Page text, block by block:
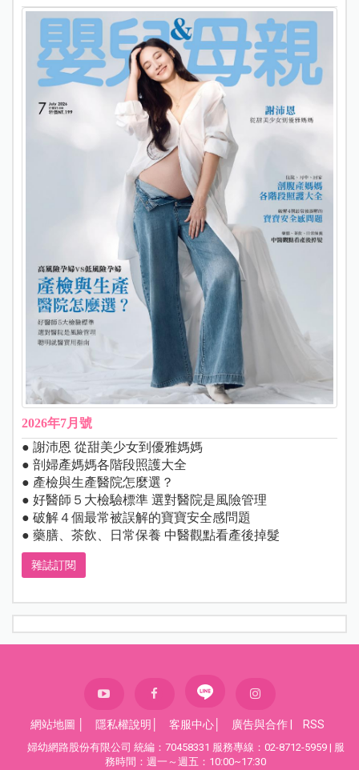
2026年7月號
● 謝沛恩 從甜美少女到優雅媽媽
● 剖婦產媽媽各階段照護大全
● 產檢與生產醫院怎麼選？
● 好醫師５大檢驗標準 選對醫院是風險管理
● 破解４個最常被誤解的寶寶安全感問題
● 藥膳、茶飲、日常保養 中醫觀點看產後掉髮
雜誌訂閱
網站地圖 隱私權說明 客服中心 廣告與合作| RSS
婦幼網路股份有限公司 統編：70458331 服務專線：02-8712-5959 | 服
務時間：週一～週五：10:00~17:30